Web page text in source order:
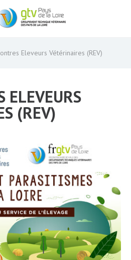
Eleveurs Vétérinaires (REV)
ELEVEURS
(REV)